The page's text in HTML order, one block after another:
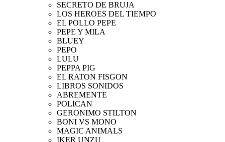
SECRETO DE BRUJA
LOS HEROES DEL TIEMPO
EL POLLO PEPE
PEPE Y MILA
BLUEY
PEPO
LULU
PEPPA PIG
EL RATON FISGON
LIBROS SONIDOS
ABREMENTE
POLICAN
GERONIMO STILTON
BONI VS MONO
MAGIC ANIMALS
IKER UNZU